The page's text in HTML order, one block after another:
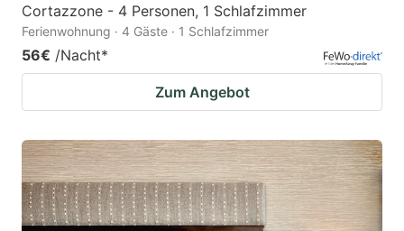
Cortazzone - 4 Personen, 1 Schlafzimmer
Ferienwohnung · 4 Gäste · 1 Schlafzimmer
56€ /Nacht*
Zum Angebot